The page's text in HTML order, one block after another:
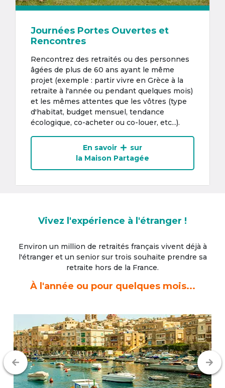
Journées Portes Ouvertes et
Rencontres
Rencontrez des retraités ou des personnes
âgées de plus de 60 ans ayant le même
projet (exemple : partir vivre en Grèce à la
retraite à l'année ou pendant quelques mois)
et les mêmes attentes que les vôtres (type
d'habitat, budget mensuel, tendance
écologique, co-acheter ou co-louer, etc...).
En savoir
sur
la Maison Partagée
Vivez l'expérience à l'étranger !
Environ un million de retraités français vivent déjà à
l'étrangeret un senior sur trois souhaite prendre sa
retraite hors de la France.
À l'année ou pour quelques mois...